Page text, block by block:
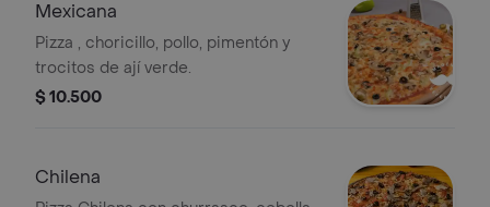
Mexicana
Pizza , choricillo, pollo, pimentón y
trocitos de ají verde.
$ 10.500
Chilena